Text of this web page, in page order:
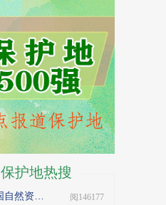
保护地热搜
| 阅146177